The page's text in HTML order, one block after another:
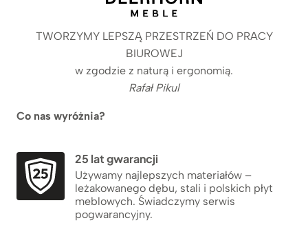
TWORZYMY LEPSZĄ PRZESTRZEŃ DO PRACY
BIUROWEJ
w zgodzie z naturą i ergonomią.
Rafał Pikul
Co nas wyróżnia?
25 lat gwarancji
Używamy najlepszych materiałów –
leżakowanego dębu, stali i polskich płyt
meblowych. Świadczymy serwis
pogwarancyjny.